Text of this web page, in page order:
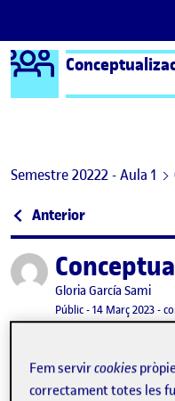
Saltar al contingut
Logo Ágora
Semestre 20222 - Aula 1
Navegació
Anterior: Benvinguts i
Publicat per
Publicat per
Gloria García Sami
Visibilitat:
Públic-Data de
14 Març 20232-
1. Mapa
Fem servircookies
correctament totes les